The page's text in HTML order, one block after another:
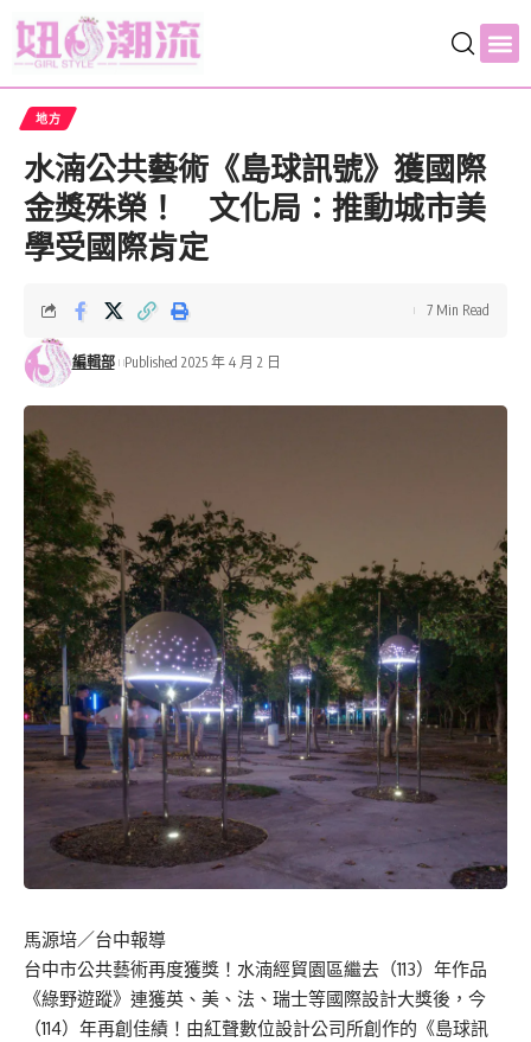
地方
水湳公共藝術《島球訊號》獲國際
金獎殊榮！ 文化局：推動城市美
學受國際肯定
編輯部 Published 2025 年 4 月 2 日
7 Min Read
馬源培／台中報導
台中市公共藝術再度獲獎！水湳經貿園區繼去（113）年作品
《綠野遊蹤》連獲英、美、法、瑞士等國際設計大獎後，今
（114）年再創佳績！由紅聲數位設計公司所創作的《島球訊